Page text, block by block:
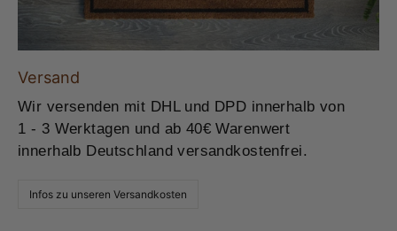
Versand
Wir versenden mit DHL und DPD innerhalb von
1 - 3 Werktagen und ab 40€ Warenwert
innerhalb Deutschland versandkostenfrei.
Infos zu unseren Versandkosten